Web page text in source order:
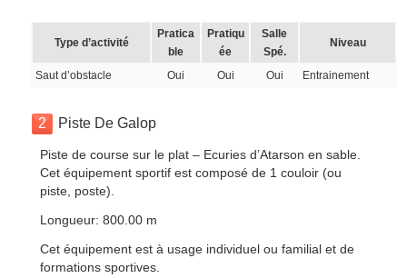
Type d’activité
Pratica
ble
Pratiqu
ée
Salle
Spé.
Niveau
Saut d’obstacle Oui Oui Oui Entrainement
2 Piste De Galop
Piste de course sur le plat – Ecuries d’Atarson en sable.
Cet équipement sportif est composé de 1 couloir (ou
piste, poste).
Longueur: 800.00 m
Cet équipement est à usage individuel ou familial et de
formations sportives.